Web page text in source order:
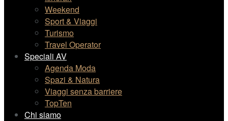
Weekend
Sport & Viaggi
Turismo
Travel Operator
Speciali AV
Agenda Moda
Spazi & Natura
Viaggi senza barriere
TopTen
Chi siamo